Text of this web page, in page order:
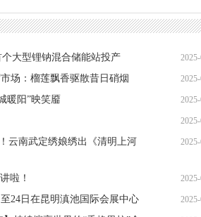
大型锂钠混合储能站投产
场：榴莲飘香驱散昔日硝烟
暖阳”映笑靥
云南武定绣娘绣出《清明上河
啦！
24日在昆明滇池国际会展中心